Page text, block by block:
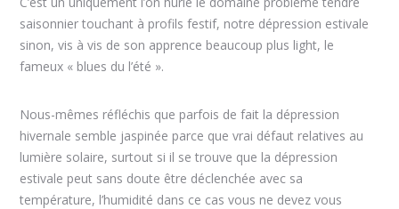
saisonnier touchant à profils festif, notre dépression estivale
sinon, vis à vis de son apprence beaucoup plus light, le
fameux « blues du l’été ».
Nous-mêmes réfléchis que parfois de fait la dépression
hivernale semble jaspinée parce que vrai défaut relatives au
lumière solaire, surtout si il se trouve que la dépression
estivale peut sans doute être déclenchée avec sa
température, l’humidité dans ce cas vous ne devez vous